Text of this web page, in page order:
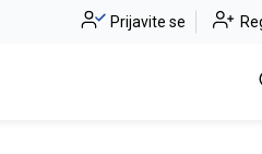
Alma Ras do -
Prijavite se